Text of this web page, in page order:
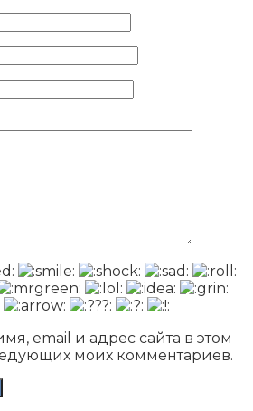
email и адрес сайта в этом
моих комментариев.